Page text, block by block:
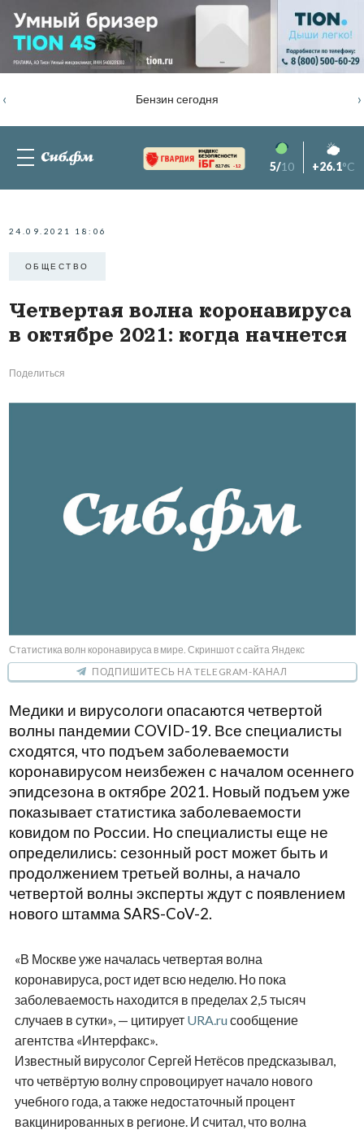
Бензин сегодня
‹ ›
82.76% -1.2 5/10 +26.1°C
24.09.2021 18:06
ОБЩЕСТВО
Четвертая волна коронавируса
в октябре 2021: когда начнется
Поделиться
Статистика волн коронавируса в мире. Скриншот с сайта Яндекс
ПОДПИШИТЕСЬ НА TELEGRAM-КАНАЛ
Медики и вирусологи опасаются четвертой
волны пандемии COVID-19. Все специалисты
сходятся, что подъем заболеваемости
коронавирусом неизбежен с началом осеннего
эпидсезона в октябре 2021. Новый подъем уже
показывает статистика заболеваемости
ковидом по России. Но специалисты еще не
определились: сезонный рост может быть и
продолжением третьей волны, а начало
четвертой волны эксперты ждут с появлением
нового штамма SARS-CoV-2.
«В Москве уже началась четвертая волна
коронавируса, рост идет всю неделю. Но пока
заболеваемость находится в пределах 2,5 тысяч
случаев в сутки», — цитирует URA.ruсообщение
агентства «Интерфакс».
Известный вирусолог Сергей Нетёсов предсказывал,
что четвёртую волну спровоцирует начало нового
учебного года, а также недостаточный процент
вакцинированных в регионе. И считал, что волна